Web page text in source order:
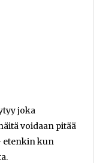
joka
voidaan pitää
etenkin kun